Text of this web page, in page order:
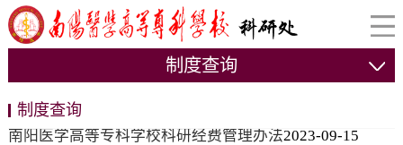
制度查询
制度查询
南阳医学高等专科学校科研经费管理办法2023-09-15